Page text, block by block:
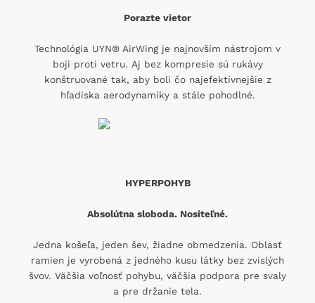
Porazte vietor
Technológia UYN® AirWing je najnovším nástrojom v
boji proti vetru. Aj bez kompresie sú rukávy
konštruované tak, aby boli čo najefektívnejšie z
hľadiska aerodynamiky a stále pohodlné.
HYPERPOHYB
Absolútna sloboda. Nositeľné.
Jedna košeľa, jeden šev, žiadne obmedzenia. Oblasť
ramien je vyrobená z jedného kusu látky bez zvislých
švov. Väčšia voľnosť pohybu, väčšia podpora pre svaly
a pre držanie tela.